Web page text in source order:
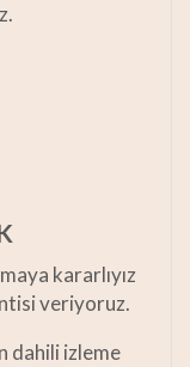
kararlıyız
veriyoruz.
dahili izleme